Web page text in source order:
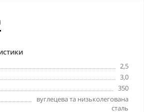
2,5
3,0
350
вуглецева та низьколегована
сталь